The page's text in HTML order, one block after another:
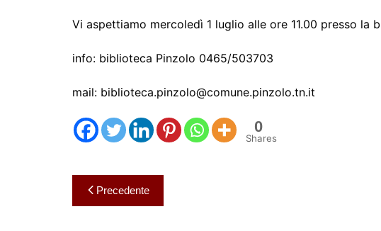
Vi aspettiamo mercoledì 1 luglio alle ore 11.00 presso la
info: biblioteca Pinzolo 0465/503703
mail: biblioteca.pinzolo@comune.pinzolo.tn.it
0
Shares
Navigazione
articoli
Precedente